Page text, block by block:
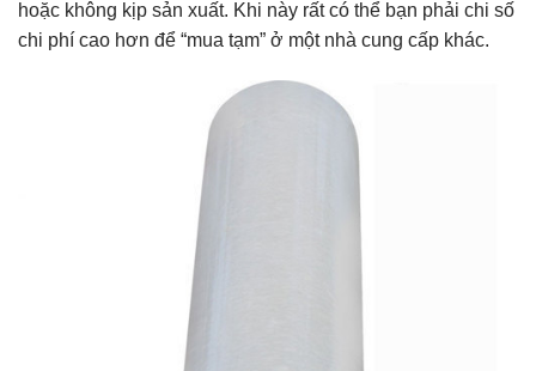
hoặc không kịp sản xuất. Khi này rất có thể bạn phải chi số
chi phí cao hơn để “mua tạm” ở một nhà cung cấp khác.